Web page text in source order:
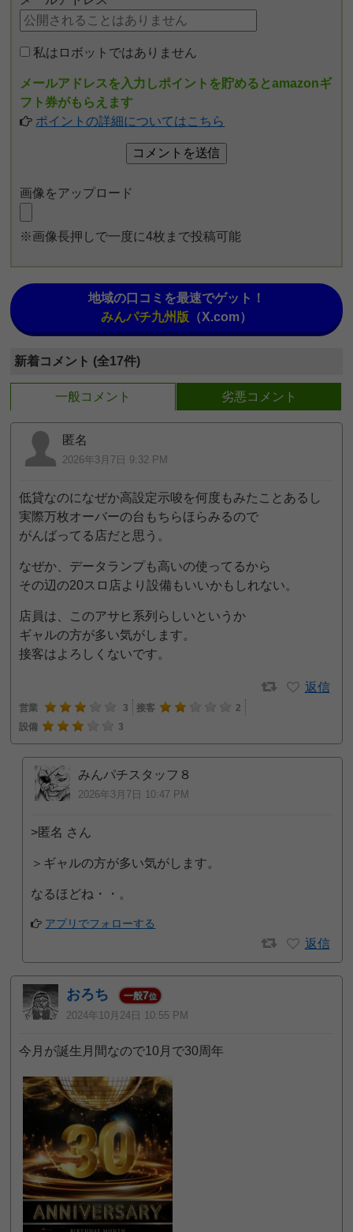
私はロボットではありません
メールアドレスを入力しポイントを貯めるとamazonギ
フト券がもらえます
ポイントの詳細についてはこちら
画像をアップロード
※画像長押しで一度に4枚まで投稿可能
地域の口コミを最速でゲット！
みんパチ九州版 （X.com）
新着コメント (全17件)
一般コメント 劣悪コメント
匿名
2026年3月7日 9:32 PM
低貸なのになぜか高設定示唆を何度もみたことあるし
実際万枚オーバーの台もちらほらみるので
がんばってる店だと思う。
なぜか、データランプも高いの使ってるから
その辺の20スロ店より設備もいいかもしれない。
店員は、このアサヒ系列らしいというか
ギャルの方が多い気がします。
接客はよろしくないです。
返信
営業 3 接客
2
設備
3
みんパチスタッフ８
2026年3月7日 10:47 PM
>匿名 さん
＞ギャルの方が多い気がします。
なるほどね・・。
アプリでフォローする
返信
おろち 一般7位
2024年10月24日 10:55 PM
今月が誕生月間なので10月で30周年